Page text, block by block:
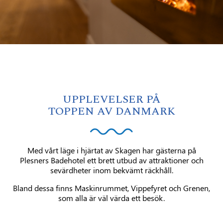
UPPLEVELSER PÅ
TOPPEN AV DANMARK
Med vårt läge i hjärtat av Skagen har gästerna på
Plesners Badehotel ett brett utbud av attraktioner och
sevärdheter inom bekvämt räckhåll.
Bland dessa finns Maskinrummet, Vippefyret och Grenen,
som alla är väl värda ett besök.